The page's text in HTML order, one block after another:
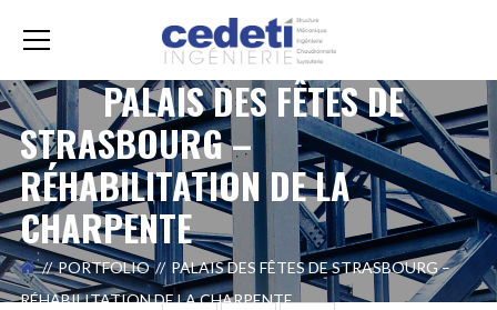
PALAIS DES FÊTES DE
STRASBOURG –
RÉHABILITATION DE LA
CHARPENTE
PORTFOLIO
PALAIS DES FÊTES DE STRASBOURG –
RÉHABILITATION DE LA CHARPENTE